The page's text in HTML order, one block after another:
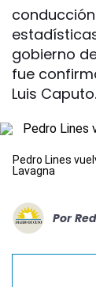
gobierno
fue
Luis Caputo.
Pedro Lines
Lavagna
Por